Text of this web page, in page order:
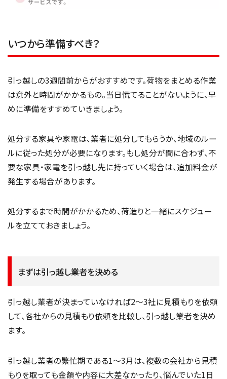
いつから準備すべき？
引っ越しの3週間前からがおすすめです。荷物をまとめる作業
は意外と時間がかかるもの。当日慌てることがないように、早
めに準備をすすめていきましょう。
処分する家具や家電は、業者に処分してもらうか、地域のルー
ルに従った処分が必要になります。もし処分が間に合わず、不
要な家具・家電を引っ越し先に持っていく場合は、追加料金が
発生する場合があります。
処分するまで時間がかかるため、荷造りと一緒にスケジュー
ルを立てておきましょう。
まずは引っ越し業者を決める
引っ越し業者が決まっていなければ2〜3社に見積もりを依頼
して、各社からの見積もり依頼を比較し、引っ越し業者を決め
ます。
引っ越し業者の繁忙期である1〜3月は、複数の会社から見積
もりを取っても金額や内容に大差なかったり、悩んでいた1日